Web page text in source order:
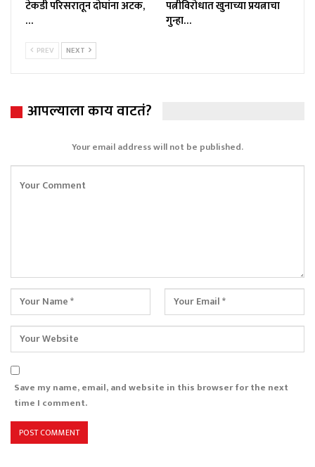
टेकडी परिसरातून दोघांना अटक,
…
पत्नीविरोधात खुनाच्या प्रयत्नाचा
गुन्हा…
PREV NEXT
आपल्याला काय वाटतं?
Your email address will not be published.
Save my name, email, and website in this browser for the next
time I comment.